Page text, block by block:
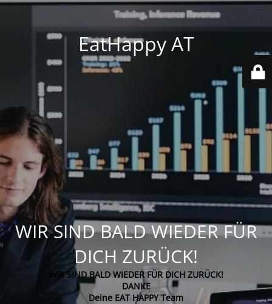
EatHappy AT
WIR SIND BALD WIEDER FÜR
DICH ZURÜCK!
WIR SIND BALD WIEDER FÜR DICH ZURÜCK!
DANKE
Deine EAT HAPPY Team